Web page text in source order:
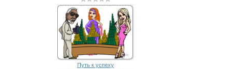
Путь к успеху